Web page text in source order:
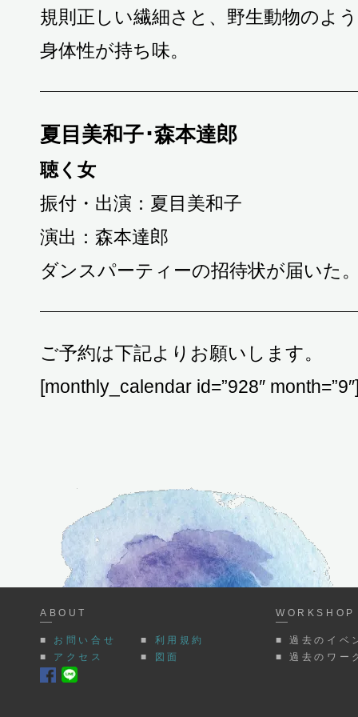
規則正しい繊細さと、野生動物のよ
身体性が持ち味。
夏目美和子･森本達郎
聴く女
振付・出演：夏目美和子
演出：森本達郎
ダンスパーティーの招待状が届いた
ご予約は下記よりお願いします。
[monthly_calendar id=”928″
ABOUT
■ お問い合せ ■ 利用規約
■ アクセス ■ 図面
■ 過去のイベ
■ 過去のワー